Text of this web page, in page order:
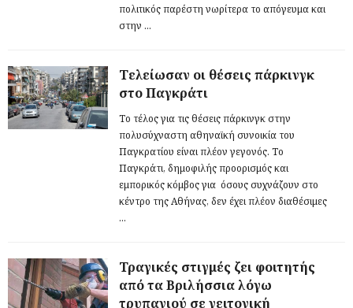
πολιτικός παρέστη νωρίτερα το απόγευμα και
στην ...
Τελείωσαν οι θέσεις πάρκινγκ
στο Παγκράτι
Το τέλος για τις θέσεις πάρκινγκ στην
πολυσύχναστη αθηναϊκή συνοικία του
Παγκρατίου είναι πλέον γεγονός. Το
Παγκράτι, δημοφιλής προορισμός και
εμπορικός κόμβος για όσους συχνάζουν στο
κέντρο της Αθήνας, δεν έχει πλέον διαθέσιμες
...
Τραγικές στιγμές ζει φοιτητής
από τα Βριλήσσια λόγω
τρυπανιού σε γειτονική